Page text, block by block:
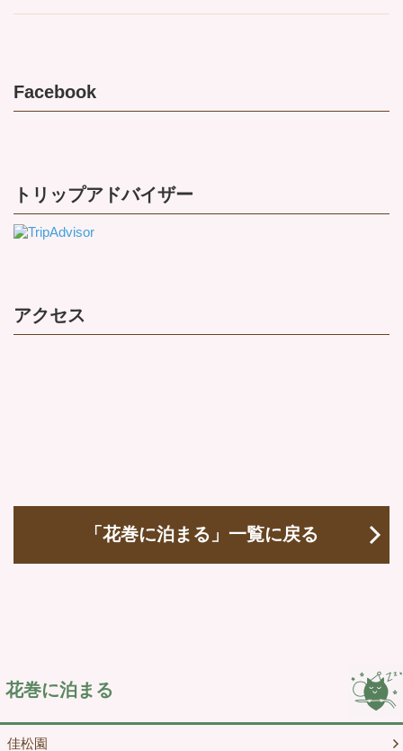
Facebook
トリップアドバイザー
アクセス
「花巻に泊まる」一覧に戻る
花巻に泊まる
佳松園